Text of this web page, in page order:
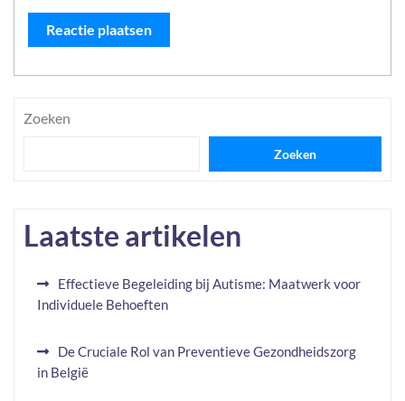
Zoeken
Zoeken
Laatste artikelen
Effectieve Begeleiding bij Autisme: Maatwerk voor
Individuele Behoeften
De Cruciale Rol van Preventieve Gezondheidszorg
in België